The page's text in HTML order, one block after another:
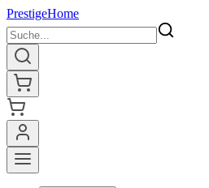
PrestigeHome